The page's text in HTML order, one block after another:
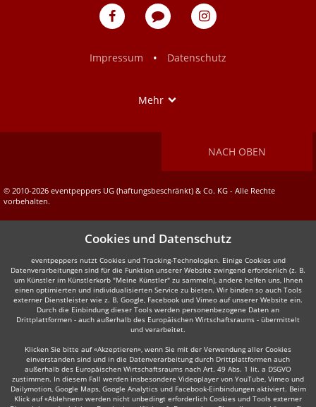
eventpeppers
Blog
eventpeppers
Impressum
• Datenschutz
Mehr
NACH OBEN
© 2010-2026 eventpeppers UG (haftungsbeschränkt) & Co. KG - Alle Rechte
vorbehalten.
Cookies und Datenschutz
eventpeppers nutzt Cookies und Tracking-Technologien. Einige Cookies und
Datenverarbeitungen sind für die Funktion unserer Website zwingend erforderlich (z. B.
um Künstler im Künstlerkorb "Meine Künstler" zu sammeln), andere helfen uns, Ihnen
einen optimierten und individualisierten Service zu bieten. Wir binden so auch Tools
externer Dienstleister wie z. B. Google, Facebook und Vimeo auf unserer Website ein.
Durch die Einbindung dieser Tools werden personenbezogene Daten an
Drittplattformen - auch außerhalb des Europäischen Wirtschaftsraums - übermittelt
und verarbeitet.
Klicken Sie bitte auf «Akzeptieren», wenn Sie mit der Verwendung aller Cookies
einverstanden sind und in die Datenverarbeitung durch Drittplattformen auch
außerhalb des Europäischen Wirtschaftsraums nach Art. 49 Abs. 1 lit. a DSGVO
zustimmen. In diesem Fall werden insbesondere Videoplayer von YouTube, Vimeo und
Dailymotion, Google Maps, Google Analytics und Facebook-Einbindungen aktiviert. Beim
Klick auf «Ablehnen» werden nicht unbedingt erforderlich Cookies und Tools externer